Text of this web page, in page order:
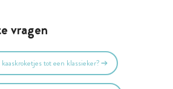
vragen
tot een klassieker?